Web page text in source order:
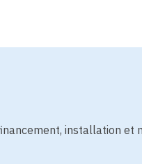
installation et